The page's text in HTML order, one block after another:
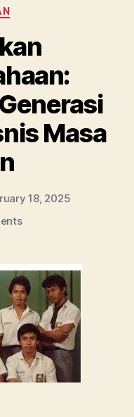
Masa
18, 2025
on
Menyiapkan
Generasi
Pemimpin
Bisnis
Masa
Depan